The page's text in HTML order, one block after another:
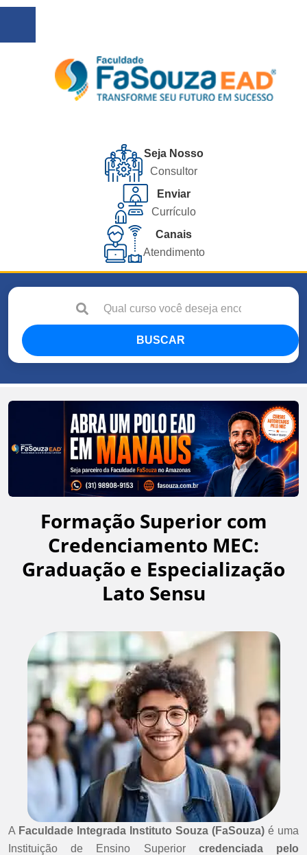
Seja Nosso
Consultor
Enviar
Currículo
Canais
Atendimento
BUSCAR
Formação Superior com
Credenciamento MEC:
Graduação e Especialização
Lato Sensu
A Faculdade Integrada Instituto Souza (FaSouza) é uma
Instituição de Ensino Superior credenciada pelo